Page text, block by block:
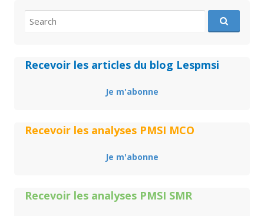
for:
Recevoir les articles du blog Lespmsi
Je m'abonne
Recevoir les analyses PMSI MCO
Je m'abonne
Recevoir les analyses PMSI SMR